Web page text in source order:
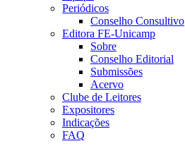
Periódicos
Conselho Consultivo
Editora FE-Unicamp
Sobre
Conselho Editorial
Submissões
Acervo
Clube de Leitores
Expositores
Indicações
FAQ